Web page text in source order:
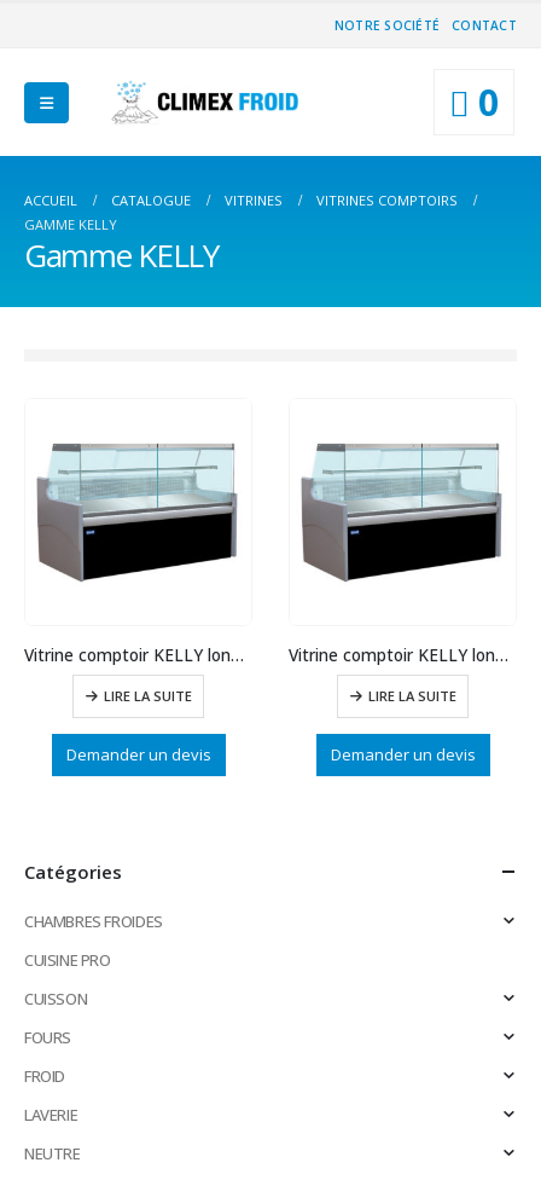
NOTRE SOCIÉTÉ CONTACT
0
ACCUEIL CATALOGUE VITRINES
VITRINES COMPTOIRS
GAMME KELLY
Gamme KELLY
Vitrine comptoir KELLY long. 1880
LIRE LA SUITE
Demander un devis
Vitrine comptoir KELLY long. 1580
LIRE LA SUITE
Demander un devis
Catégories
CHAMBRES FROIDES
CUISINE PRO
CUISSON
FOURS
FROID
LAVERIE
NEUTRE